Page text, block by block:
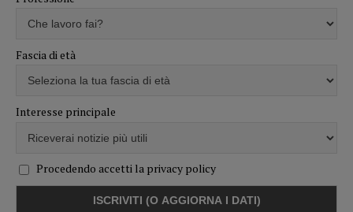
Fascia di età
Interesse principale
Procedendo accetti la privacy policy